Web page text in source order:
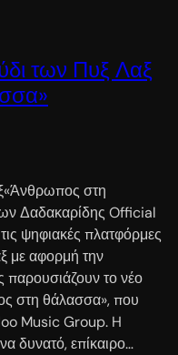
των Πυξ Λαξ
στη
Δαδακαρίδης Official
ψηφιακές πλατφόρμες
με αφορμή την
παρουσιάζουν το νέο
στη θάλασσα», που
Music Group. H
δυνατό, επίκαιρο…